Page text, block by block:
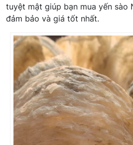
tuyệt mật giúp bạn mua yến sào
đảm bảo và giá tốt nhất.